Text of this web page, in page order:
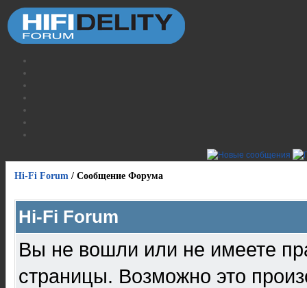
Hi-Fi Forum / Сообщение Форума
Hi-Fi Forum
Вы не вошли или не имеете
страницы. Возможно это